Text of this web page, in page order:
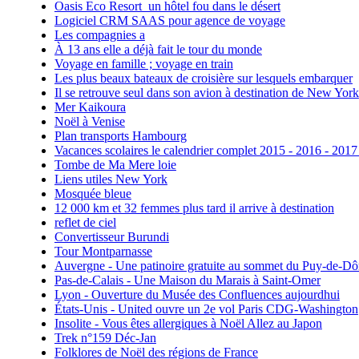
Oasis Eco Resort un hôtel fou dans le désert
Logiciel CRM SAAS pour agence de voyage
Les compagnies a
À 13 ans elle a déjà fait le tour du monde
Voyage en famille ; voyage en train
Les plus beaux bateaux de croisière sur lesquels embarquer
Il se retrouve seul dans son avion à destination de New York
Mer Kaikoura
Noël à Venise
Plan transports Hambourg
Vacances scolaires le calendrier complet 2015 - 2016 -
Tombe de Ma Mere loie
Liens utiles New York
Mosquée bleue
12 000 km et 32 femmes plus tard il arrive à destination
reflet de ciel
Convertisseur Burundi
Tour Montparnasse
Auvergne - Une patinoire gratuite au sommet du Puy-de-
Pas-de-Calais - Une Maison du Marais à Saint-Omer
Lyon - Ouverture du Musée des Confluences aujourdhui
États-Unis - United ouvre un 2e vol Paris CDG-Washington
Insolite - Vous êtes allergiques à Noël Allez au Japon
Trek n°159 Déc-Jan
Folklores de Noël des régions de France